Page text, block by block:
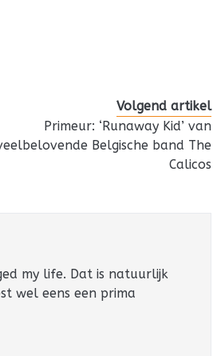
Volgend artikel
Primeur: ‘Runaway Kid’ van
Belgische band The
Calicos
my life. Dat is natuurlijk
wel eens een prima